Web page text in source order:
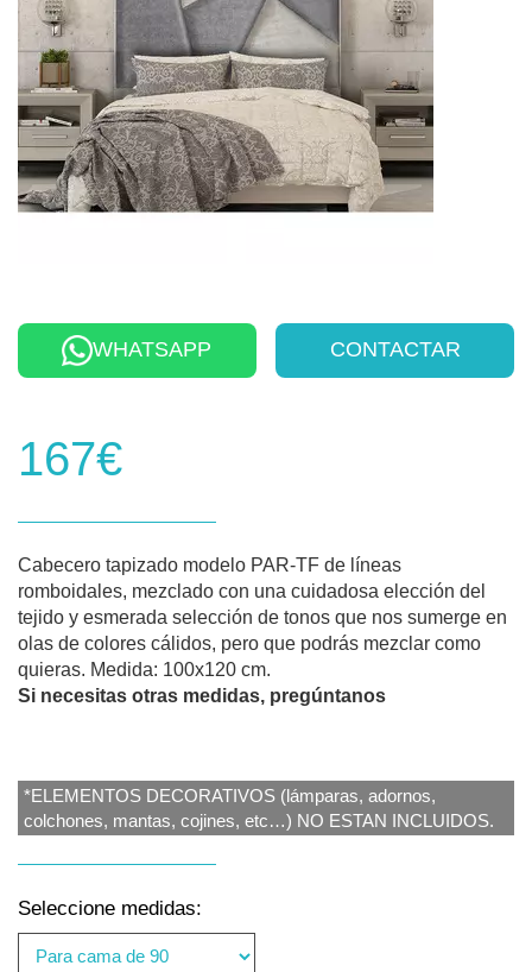
WHATSAPP CONTACTAR
167€
Cabecero tapizado modelo PAR-TF de líneas
romboidales, mezclado con una cuidadosa elección del
tejido y esmerada selección de tonos que nos sumerge en
olas de colores cálidos, pero que podrás mezclar como
quieras. Medida: 100x120 cm.
Si necesitas otras medidas, pregúntanos
*ELEMENTOS DECORATIVOS (lámparas, adornos,
colchones, mantas, cojines, etc…) NO ESTAN INCLUIDOS.
Seleccione medidas: